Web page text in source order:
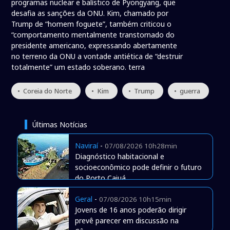
programas nuclear e balístico de Pyongyang, que
desafia as sanções da ONU. Kim, chamado por
Trump de “homem foguete”, também criticou o
“comportamento mentalmente transtornado do
presidente americano, expressando abertamente
no terreno da ONU a vontade antiética de “destruir
totalmente” um estado soberano. terra
• Coreia do Norte • Kim • Trump • guerra
Últimas Notícias
Naviraí- 07/08/2026 10h28min
Diagnóstico habitacional e
socioeconômico pode definir o futuro
do Porto Caiuá
Geral - 07/08/2026 10h15min
Jovens de 16 anos poderão dirigir
prevê parecer em discussão na